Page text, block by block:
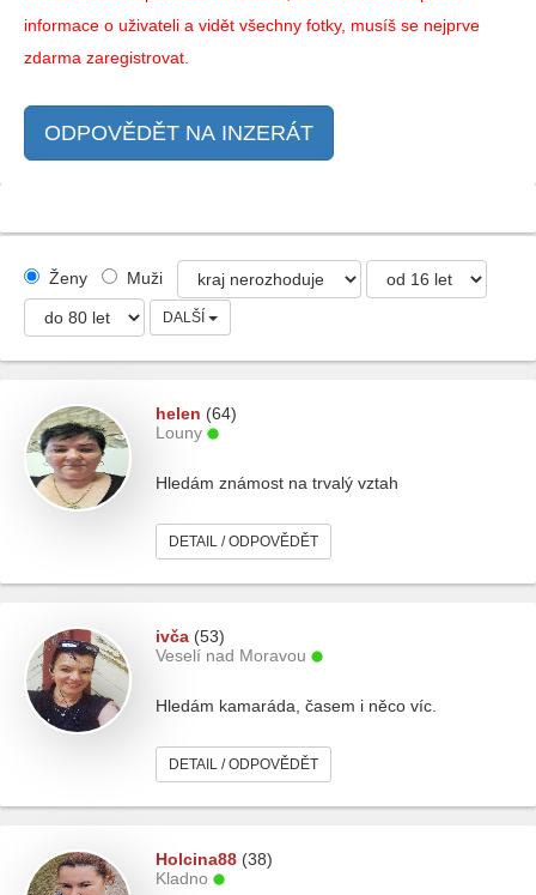
informace o uživateli a vidět všechny fotky, musíš se nejprve
zdarma zaregistrovat.
ODPOVĚDĚT NA INZERÁT
Ženy Muži
DALŠÍ
helen (64)
Louny
Hledám známost na trvalý vztah
DETAIL / ODPOVĚDĚT
ivča (53)
Veselí nad Moravou
Hledám kamaráda, časem i něco víc.
DETAIL / ODPOVĚDĚT
Holcina88 (38)
Kladno